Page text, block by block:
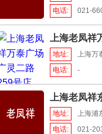
电话:
021-
上海老凤
地址:
上海万
电话:
-
上海老凤祥
地址:
上海浦
电话:
021-